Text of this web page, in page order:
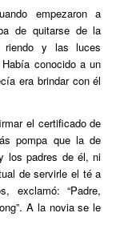
empezaron a
de quitarse de la
y las luces
conocido a un
era brindar con él
el certificado de
pompa que la de
los padres de él, ni
de servirle el té a
exclamó: “Padre,
A la novia se le